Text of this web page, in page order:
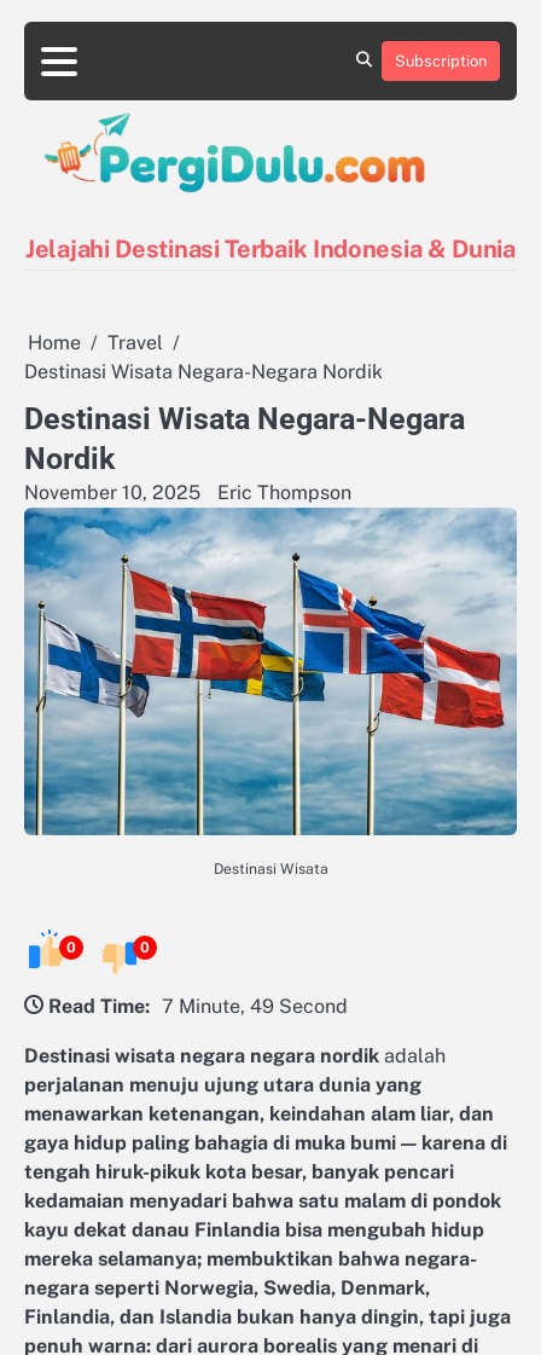
content
Destinasi
Destinasi
Kontak
Kuliner
Tentang
Tips
Subscription
Jelajahi Destinasi Terbaik Indonesia & Dunia
Home
Travel
Destinasi Wisata Negara-Negara Nordik
Destinasi Wisata Negara-Negara
Nordik
November 10, 2025 Eric Thompson
Destinasi Wisata
0 0
Read Time: 7 Minute, 49 Second
Destinasi wisata negara negara nordik adalah
perjalanan menuju ujung utara dunia yang
menawarkan ketenangan, keindahan alam liar, dan
gaya hidup paling bahagia di muka bumi — karena di
tengah hiruk-pikuk kota besar, banyak pencari
kedamaian menyadari bahwa satu malam di pondok
kayu dekat danau Finlandia bisa mengubah hidup
mereka selamanya; membuktikan bahwa negara-
negara seperti Norwegia, Swedia, Denmark,
Finlandia, dan Islandia bukan hanya dingin, tapi juga
penuh warna: dari aurora borealis yang menari di